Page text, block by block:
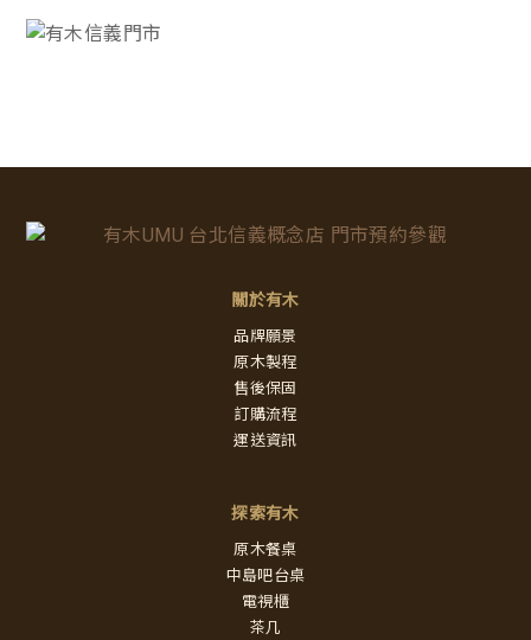
關於有木
品牌願景
原木製程
售後保固
訂購流程
運送資訊
探索有木
原木餐桌
中島吧台桌
電視櫃
茶几